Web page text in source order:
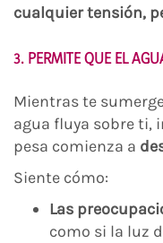
cualquier tensión,
3. PERMITE QUE EL
Mientras te
agua fluya sobre ti,
pesa comienza a
Siente cómo:
Las
como si la luz